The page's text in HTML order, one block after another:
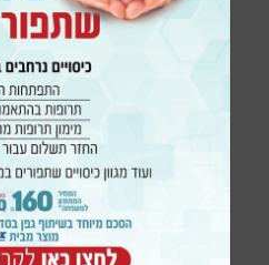
לקביעת
0440
או
יצירת